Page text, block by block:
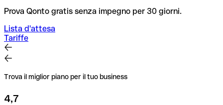
Prova Qonto gratis senza impegno per 30 giorni.
Lista d'attesa
Tariffe
Trova il miglior piano per il tuo business
4,7